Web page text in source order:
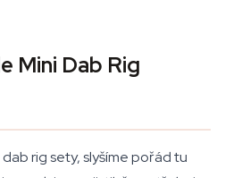
Mini Dab Rig
rig sety, slyšíme pořád tu